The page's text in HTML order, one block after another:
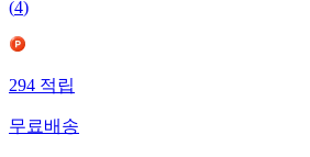
(4)
294적립
무료배송